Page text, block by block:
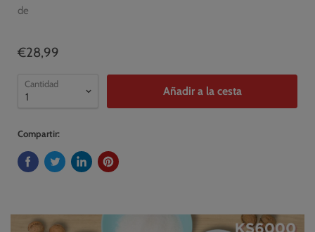
de
€28,99
Cantidad
Añadir a la cesta
Compartir: